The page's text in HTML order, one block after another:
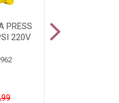
PRESS
220V